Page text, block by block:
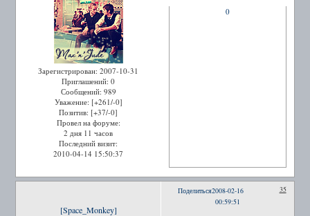
Зарегистрирован: 2007-10-31
Приглашений: 0
Сообщений: 989
Уважение: [+261/-0]
Позитив: [+37/-0]
Провел на форуме:
2 дня 11 часов
Последний визит:
2010-04-14 15:50:37
0
Поделиться 35
2008-02-16
00:59:51
[Space_Monkey]